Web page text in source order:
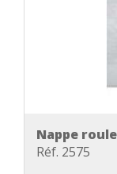
Nappe
Réf. 2575